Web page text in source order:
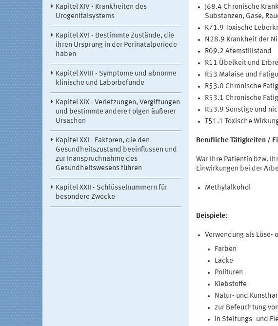
Kapitel XIV - Krankheiten des
Urogenitalsystems
Kapitel XVI - Bestimmte Zustände, die
ihren Ursprung in der Perinatalperiode
haben
Kapitel XVIII - Symptome und abnorme
klinische und Laborbefunde
Kapitel XIX - Verletzungen, Vergiftungen
und bestimmte andere Folgen äußerer
Ursachen
Kapitel XXI - Faktoren, die den
Gesundheitszustand beeinflussen und
zur Inanspruchnahme des
Gesundheitswesens führen
Kapitel XXII - Schlüsselnummern für
besondere Zwecke
J68.4 Chronische
Substanzen, Gase,
K71.9 Toxische
N28.9 Krankheit der
R09.2 Atemstillstand
R11 Übelkeit und
R53 Malaise und
R53.0 Chronische
R53.1 Chronische
R53.9 Sonstige und
T51.1 Toxische
Berufliche Tätigkeiten /
War Ihre Patientin bzw.
Einwirkungen bei der
Methylalkohol
Beispiele:
Verwendung als Löse-
Farben
Lacke
Polituren
Klebstoffe
Natur- und
zur Befeuchtung
in Steifungs- und